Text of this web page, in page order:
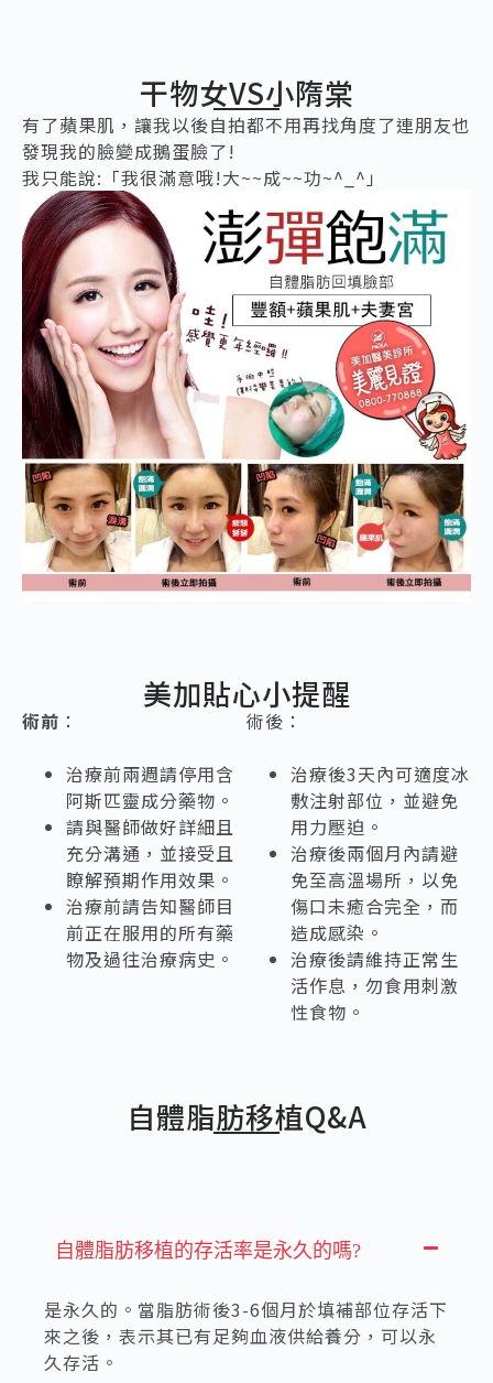
干物女VS小隋棠
有了蘋果肌，讓我以後自拍都不用再找角度了連朋友也
發現我的臉變成鵝蛋臉了!
我只能說:「我很滿意哦!大~~成~~功~^_^」
美加貼心小提醒
術前 ：
治療前兩週請停用含
阿斯匹靈成分藥物。
請與醫師做好詳細且
充分溝通，並接受且
瞭解預期作用效果。
治療前請告知醫師目
前正在服用的所有藥
物及過往治療病史。
術後：
治療後3天內可適度冰
敷注射部位，並避免
用力壓迫。
治療後兩個月內請避
免至高溫場所，以免
傷口未癒合完全，而
造成感染。
治療後請維持正常生
活作息，勿食用刺激
性食物。
自體脂肪移植Q&A
自體脂肪移植的存活率是永久的嗎?
是永久的。當脂肪術後3-6個月於填補部位存活下
來之後，表示其已有足夠血液供給養分，可以永
久存活。